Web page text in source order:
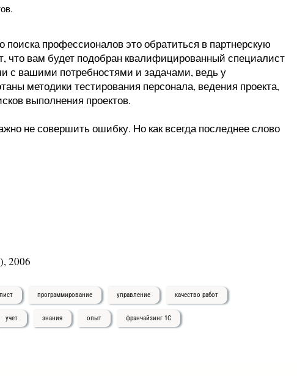
профессионалов это обратиться в партнерскую
что вам будет подобран квалифицированный специалист
с вашими потребностями и задачами, ведь у
методики тестирования персонала, ведения проекта,
выполнения проектов.
не совершить ошибку. Но как всегда последнее слово
2006
программирование управление качество работ
учет знания опыт франчайзинг 1С